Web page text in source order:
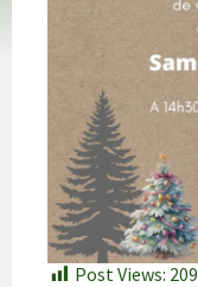
Post Views: 209